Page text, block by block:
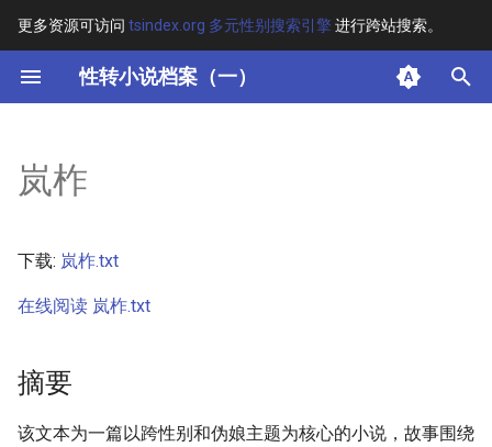
更多资源可访问 tsindex.org 多元性别搜索引擎进行跨站搜索。
性转小说档案（一）
键
开
搜
索
其他信息 [Processed Page
岚柞
下载: 岚柞.txt
在线阅读 岚柞.txt
摘要
该文本为一篇以跨性别和伪娘主题为核心的小说，故事围绕